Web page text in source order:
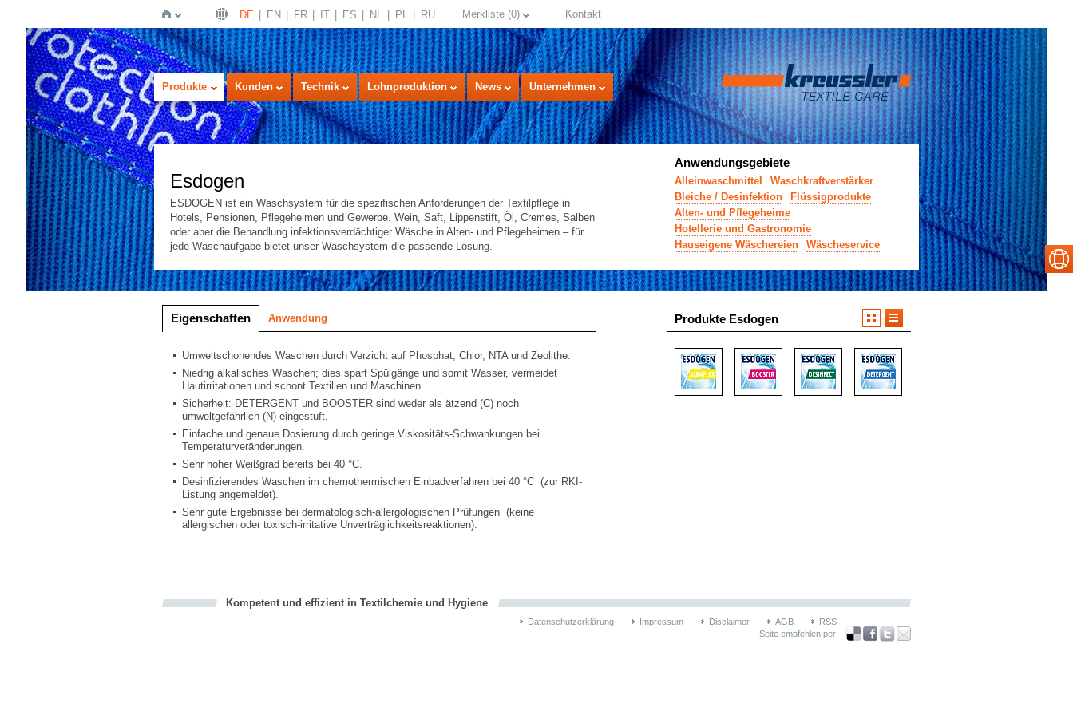
Startseite
DE EN FR IT ES NL PL RU Merkliste (0) Kontakt
Produkte Kunden Technik Lohnproduktion News Unternehmen
Esdogen
ESDOGEN ist ein Waschsystem für die spezifischen Anforderungen der Textilpflege in
Hotels, Pensionen, Pflegeheimen und Gewerbe. Wein, Saft, Lippenstift, Öl, Cremes, Salben
oder aber die Behandlung infektionsverdächtiger Wäsche in Alten- und Pflegeheimen – für
jede Waschaufgabe bietet unser Waschsystem die passende Lösung.
Anwendungsgebiete
Alleinwaschmittel
Waschkraftverstärker
Bleiche / Desinfektion
Flüssigprodukte
Alten- und Pflegeheime
Hotellerie und Gastronomie
Hauseigene Wäschereien
Wäscheservice
Eigenschaften Anwendung
Umweltschonendes Waschen durch Verzicht auf Phosphat, Chlor, NTA und Zeolithe.
Niedrig alkalisches Waschen; dies spart Spülgänge und somit Wasser, vermeidet
Hautirritationen und schont Textilien und Maschinen.
Sicherheit: DETERGENT und BOOSTER sind weder als ätzend (C) noch
umweltgefährlich (N) eingestuft.
Einfache und genaue Dosierung durch geringe Viskositäts-Schwankungen bei
Temperaturveränderungen.
Sehr hoher Weißgrad bereits bei 40 °C.
Desinfizierendes Waschen im chemothermischen Einbadverfahren bei 40 °C (zur RKI-
Listung angemeldet).
Sehr gute Ergebnisse bei dermatologisch-allergologischen Prüfungen (keine
allergischen oder toxisch-irritative Unverträglichkeitsreaktionen).
Produkte Esdogen
Listendarstellung
Kompetent und effizient in Textilchemie und Hygiene
Datenschutzerklärung Impressum Disclaimer AGB
RSS
Seite empfehlen per
select language